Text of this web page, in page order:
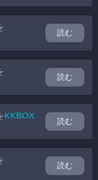
読む
読む
KKBOX
読む
読む